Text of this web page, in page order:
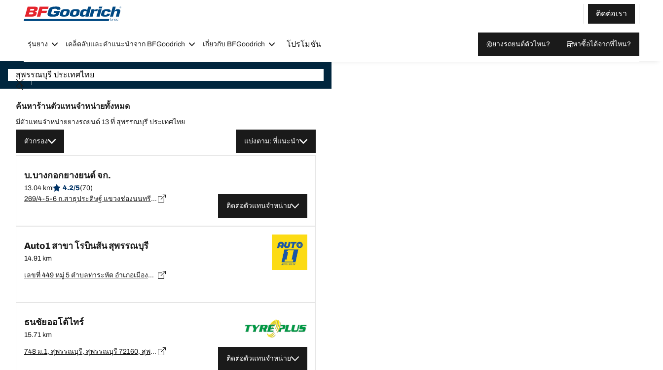
Go to page content
Go to page navigation
ติดต่อเรา
รุ่นยาง เคล็ดลับและคำแนะนำจาก BFGoodrich เกี่ยวกับ BFGoodrich โปรโมชัน ยางรถยนต์ตัวไหน? หาซื้อได้จากที่ไหน?
ค้นหาร้านตัวแทนจำหน่ายทั้งหมด
มีตัวแทนจำหน่ายยางรถยนต์ 13 ที่ สุพรรณบุรี ประเทศไทย
ตัวกรอง แบ่งตาม: ที่แนะนำ
บ.บางกอกยางยนต์ จก.
13.04 km 4.2/5(70)
269/4-5-6 ถ.สาธุประดิษฐ์ แขวงช่องนนทรี เขตยานนาวา กรุงเทพมหานคร, กรุงเทพมหานคร - 10120
ติดต่อตัวแทนจำหน่าย
Auto1 สาขา โรบินสัน สุพรรณบุรี
14.91 km
เลขที่ 449 หมู่ 5 ตำบลท่าระหัด อำเภอเมืองสุพรรณบุรี, สุพรรณบุรี - 72000
ธนชัยออโต้ไทร์
15.71 km
748 ม.1, สุพรรณบุรี, สุพรรณบุรี 72160, สุพรรณบุรี - 72160
ติดต่อตัวแทนจำหน่าย